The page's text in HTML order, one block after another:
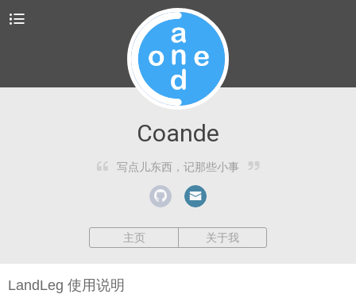
Coande
写点儿东西，记那些小事
主页 关于我
LandLeg 使用说明